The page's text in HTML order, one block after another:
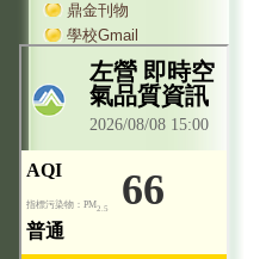
鼎金刊物
學校Gmail